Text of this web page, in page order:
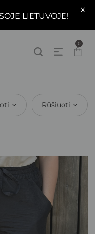
0
Rūšiuoti
LIETUVOJE!
X